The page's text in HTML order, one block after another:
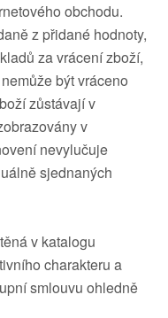
obchodu.
z přidané hodnoty,
za vrácení zboží,
být vráceno
zůstávají v
v
nevylučuje
sjednaných
v katalogu
charakteru a
smlouvu ohledně